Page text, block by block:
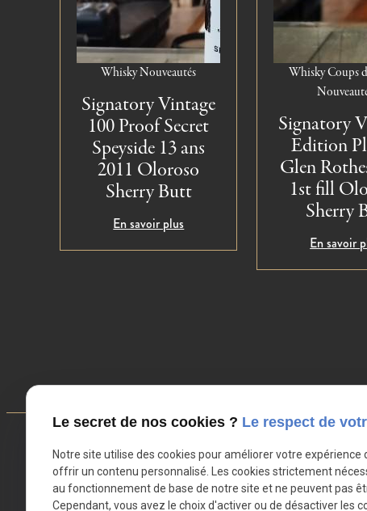
WhiskyNouveautés
Signatory Vintage
100 Proof Secret
Speyside 13 ans
2011 Oloroso
Sherry Butt
En savoir plus
WhiskyCoups
Signatory
Edition
Glen
1st fill
Sherry
En savoir
Contact
02.49.88.42.53
Le secret de nos cookies ? Le respect de
Notre site utilise des cookies pour améliorer votre expérience
offrir un contenu personnalisé. Les cookies strictement
au fonctionnement de base de notre site et ne peuvent pas
Cependant, vous avez le choix d'activer ou de désactiver les